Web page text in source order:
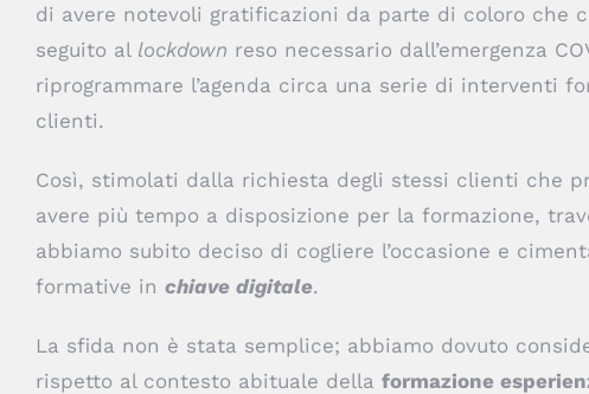
di avere notevoli gratificazioni da parte di coloro che
seguito al lockdown reso necessario dall’emergenza
riprogrammare l’agenda circa una serie di interventi
clienti.
Così, stimolati dalla richiesta degli stessi clienti che
avere più tempo a disposizione per la formazione,
abbiamo subito deciso di cogliere l’occasione e
formative in chiave digitale.
La sfida non è stata semplice; abbiamo dovuto
rispetto al contesto abituale della formazione